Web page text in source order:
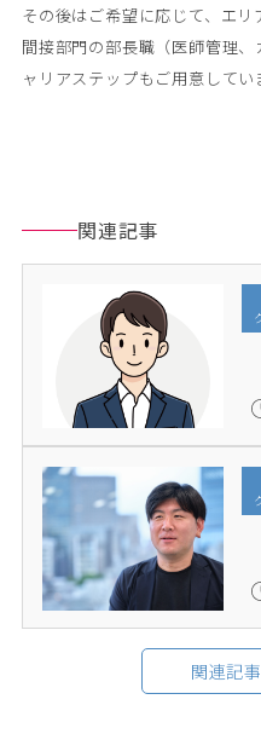
その後はご希望に応じて、エ
間接部門の部長職（医師管理
ャリアステップもご用意してい
関連記事
関連記